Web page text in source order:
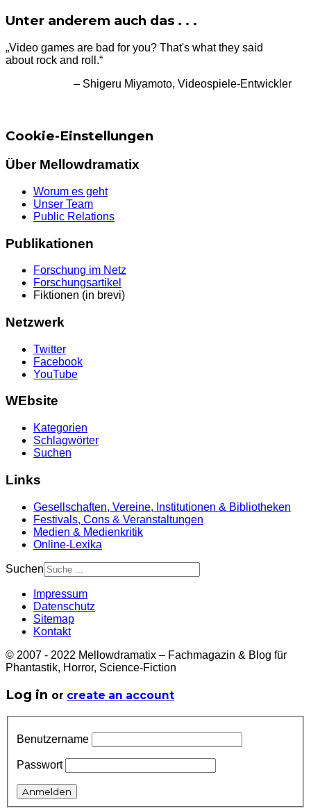
Unter anderem auch das . . .
„Video games are bad for you? That's what they said
about rock and roll.“
– Shigeru Miyamoto, Videospiele-Entwickler
Cookie-Einstellungen
Über Mellowdramatix
Worum es geht
Unser Team
Public Relations
Publikationen
Forschung im Netz
Forschungsartikel
Fiktionen (in brevi)
Netzwerk
Twitter
Facebook
YouTube
WEbsite
Kategorien
Schlagwörter
Suchen
Links
Gesellschaften, Vereine, Institutionen & Bibliotheken
Festivals, Cons & Veranstaltungen
Medien & Medienkritik
Online-Lexika
Suchen
Impressum
Datenschutz
Sitemap
Kontakt
© 2007 - 2022 Mellowdramatix – Fachmagazin & Blog für
Phantastik, Horror, Science-Fiction
Log in or create an account
Benutzername
Passwort